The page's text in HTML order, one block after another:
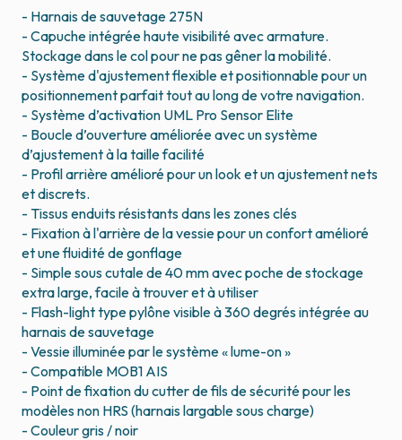
- Harnais de sauvetage 275N
- Capuche intégrée haute visibilité avec armature.
Stockage dans le col pour ne pas gêner la mobilité.
- Système d'ajustement flexible et positionnable pour un
positionnement parfait tout au long de votre navigation.
- Système d’activation UML Pro Sensor Elite
- Boucle d’ouverture améliorée avec un système
d’ajustement à la taille facilité
- Profil arrière amélioré pour un look et un ajustement nets
et discrets.
- Tissus enduits résistants dans les zones clés
- Fixation à l'arrière de la vessie pour un confort amélioré
et une fluidité de gonflage
- Simple sous cutale de 40 mm avec poche de stockage
extra large, facile à trouver et à utiliser
- Flash-light type pylône visible à 360 degrés intégrée au
harnais de sauvetage
- Vessie illuminée par le système « lume-on »
- Compatible MOB1 AIS
- Point de fixation du cutter de fils de sécurité pour les
modèles non HRS (harnais largable sous charge)
- Couleur gris / noir